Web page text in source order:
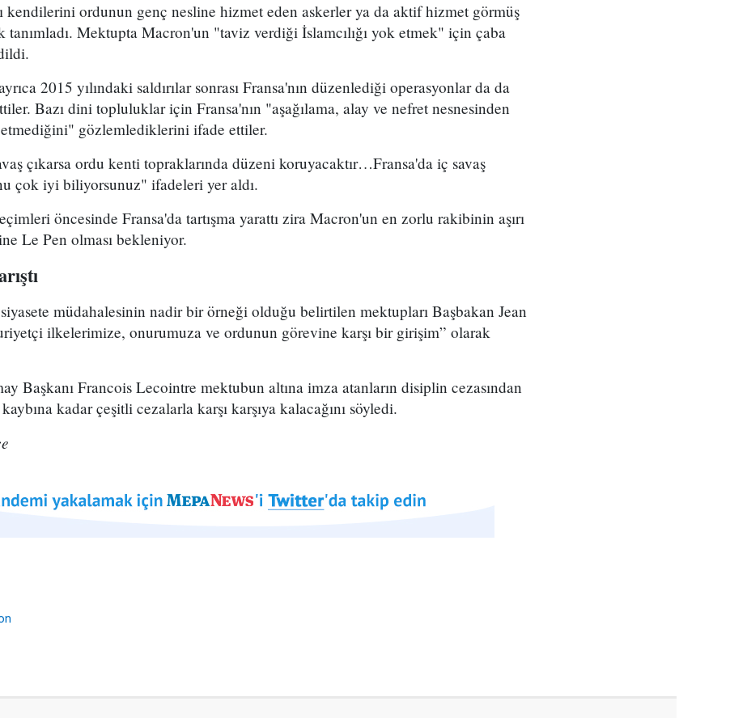
kendilerini ordunun genç nesline hizmet eden askerler ya da aktif hizmet görmüş
tanımladı. Mektupta Macron'un "taviz verdiği İslamcılığı yok etmek" için çaba
2015 yılındaki saldırılar sonrası Fransa'nın düzenlediği operasyonlar da da
Bazı dini topluluklar için Fransa'nın "aşağılama, alay ve nefret nesnesinden
gözlemlediklerini ifade ettiler.
çıkarsa ordu kenti topraklarında düzeni koruyacaktır…Fransa'da iç savaş
çok iyi biliyorsunuz" ifadeleri yer aldı.
öncesinde Fransa'da tartışma yarattı zira Macron'un en zorlu rakibinin aşırı
Le Pen olması bekleniyor.
müdahalesinin nadir bir örneği olduğu belirtilen mektupları Başbakan Jean
ilkelerimize, onurumuza ve ordunun görevine karşı bir girişim” olarak
Başkanı Francois Lecointre mektubun altına imza atanların disiplin cezasından
kadar çeşitli cezalarla karşı karşıya kalacağını söyledi.